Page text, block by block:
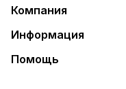
Компания
Информация
Помощь